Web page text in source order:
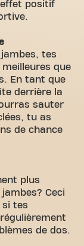
positif
tes
que
En tant que
derrière la
sauter
tu as
de chance
plus
Ceci
tes
de dos.